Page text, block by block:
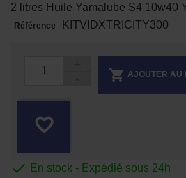
2 litres Huile Yamalube S4 10w40
Référence KITVIDXTRICITY300
 AJOUTER AU
favorite_border
 En stock - Expédié sous 24h